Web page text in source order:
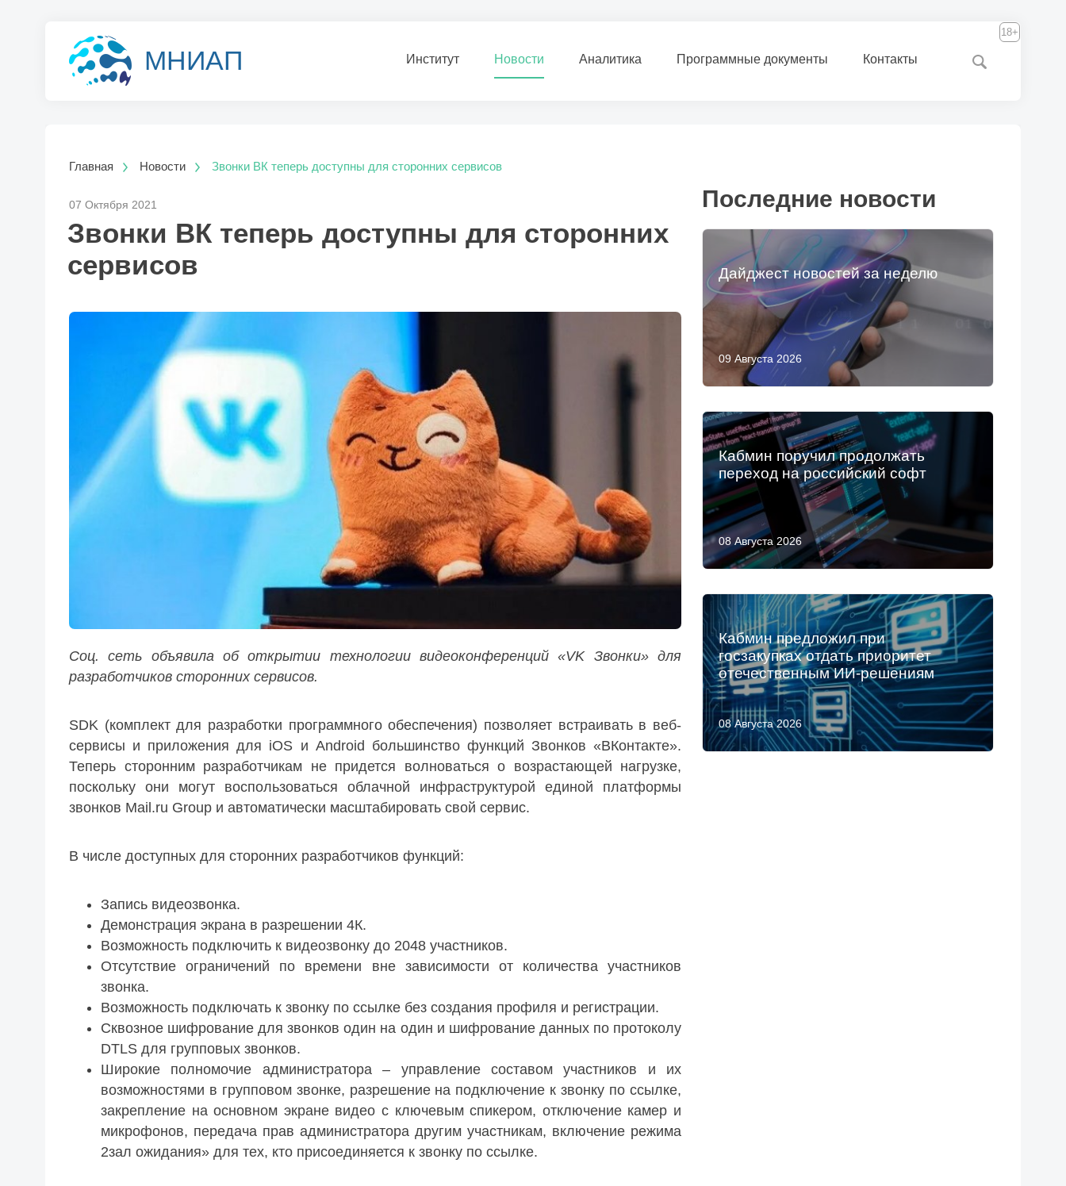
МНИАП Институт Новости Аналитика Программные документы Контакты
18+
Главная Новости Звонки ВК теперь доступны для сторонних сервисов
07 Октября 2021
Звонки ВК теперь доступны для сторонних
сервисов
Соц. сеть объявила об открытии технологии видеоконференций «VK Звонки» для
разработчиков сторонних сервисов.
SDK (комплект для разработки программного обеспечения) позволяет встраивать в веб-
сервисы и приложения для iOS и Android большинство функций Звонков «ВКонтакте».
Теперь сторонним разработчикам не придется волноваться о возрастающей нагрузке,
поскольку они могут воспользоваться облачной инфраструктурой единой платформы
звонков Mail.ru Group и автоматически масштабировать свой сервис.
В числе доступных для сторонних разработчиков функций:
Запись видеозвонка.
Демонстрация экрана в разрешении 4К.
Возможность подключить к видеозвонку до 2048 участников.
Отсутствие ограничений по времени вне зависимости от количества участников
звонка.
Возможность подключать к звонку по ссылке без создания профиля и регистрации.
Сквозное шифрование для звонков один на один и шифрование данных по протоколу
DTLS для групповых звонков.
Широкие полномочие администратора – управление составом участников и их
возможностями в групповом звонке, разрешение на подключение к звонку по ссылке,
закрепление на основном экране видео с ключевым спикером, отключение камер и
микрофонов, передача прав администратора другим участникам, включение режима
2зал ожидания» для тех, кто присоединяется к звонку по ссылке.
Последние новости
09 Августа 2026
Дайджест новостей за неделю
08 Августа 2026
Кабмин поручил продолжать
переход на российский софт
08 Августа 2026
Кабмин предложил при
госзакупках отдать приоритет
отечественным ИИ-решениям